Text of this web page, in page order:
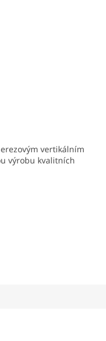
vertikálním
výrobu kvalitních